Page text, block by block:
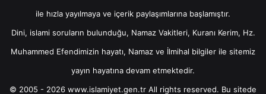
ile hızla yayılmaya ve içerik paylaşımlarına başlamıştır.
Dini, islami soruların bulunduğu, Namaz Vakitleri, Kuranı Kerim, Hz.
Muhammed Efendimizin hayatı, Namaz ve İlmihal bilgiler ile sitemiz
yayın hayatına devam etmektedir.
© 2005 - 2026 www.islamiyet.gen.tr All rights reserved. Bu sitede